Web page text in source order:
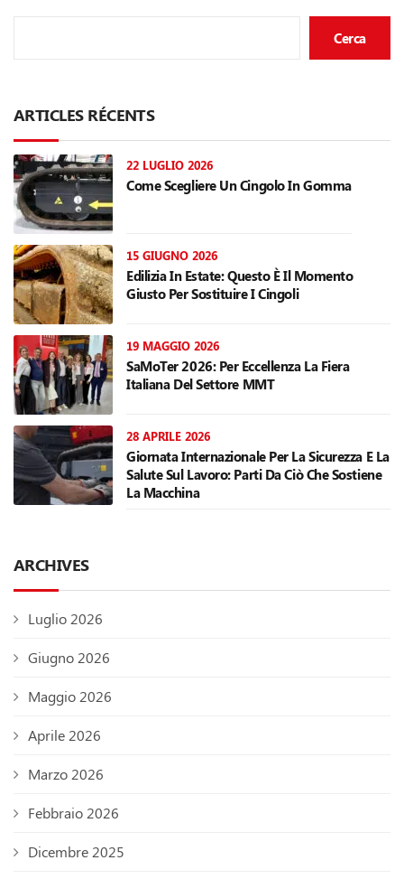
Cerca
ARTICLES RÉCENTS
22 LUGLIO 2026
Come Scegliere Un Cingolo In Gomma
15 GIUGNO 2026
Edilizia In Estate: Questo È Il Momento
Giusto Per Sostituire I Cingoli
19 MAGGIO 2026
SaMoTer 2026: Per Eccellenza La Fiera
Italiana Del Settore MMT
28 APRILE 2026
Giornata Internazionale Per La Sicurezza E La
Salute Sul Lavoro: Parti Da Ciò Che Sostiene
La Macchina
ARCHIVES
Luglio 2026
Giugno 2026
Maggio 2026
Aprile 2026
Marzo 2026
Febbraio 2026
Dicembre 2025